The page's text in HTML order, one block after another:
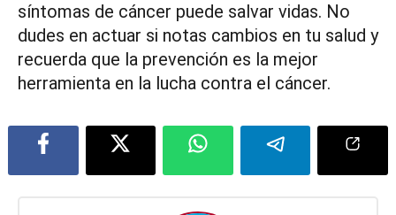
síntomas de cáncer puede salvar vidas. No
dudes en actuar si notas cambios en tu salud y
recuerda que la prevención es la mejor
herramienta en la lucha contra el cáncer.